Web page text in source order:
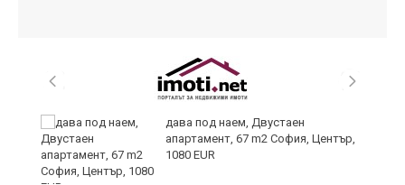
дава под наем, Двустаен
апартамент, 67 m2 София, Център,
1080 EUR